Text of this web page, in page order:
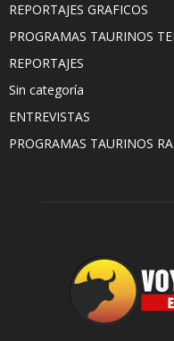
REPORTAJES GRAFICOS
PROGRAMAS TAURINOS
REPORTAJES
Sin categoría
ENTREVISTAS
PROGRAMAS TAURINOS